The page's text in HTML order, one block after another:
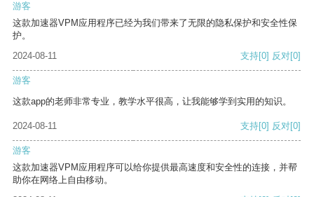
游客
这款加速器VPM应用程序已经为我们带来了无限的隐私保护和安全性保
护。
2024-08-11
支持[0] 反对[0]
游客
这款app的老师非常专业，教学水平很高，让我能够学到实用的知识。
2024-08-11 支持[0] 反对[0]
游客
这款加速器VPM应用程序可以给你提供最高速度和安全性的连接，并帮
助你在网络上自由移动。